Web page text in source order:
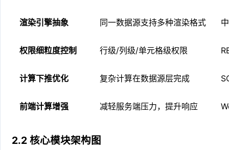
渲染引擎抽象 同一数据源支持多种渲染格式
权限细粒度控制 行级/列级/单元格级权限
计算下推优化 复杂计算在数据源层完成
前端计算增强 减轻服务端压力，提升响应
2.2 核心模块架构图